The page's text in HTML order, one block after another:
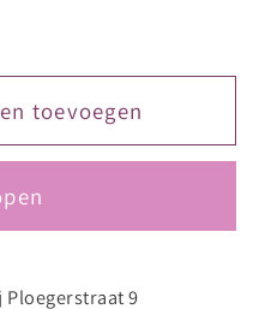
toevoegen
Ploegerstraat 9